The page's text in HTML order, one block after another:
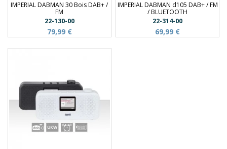
IMPERIAL DABMAN 30 Bois DAB+ /
FM
22-130-00
79,99 €
IMPERIAL DABMAN d105 DAB+ / FM
/ BLUETOOTH
22-314-00
69,99 €